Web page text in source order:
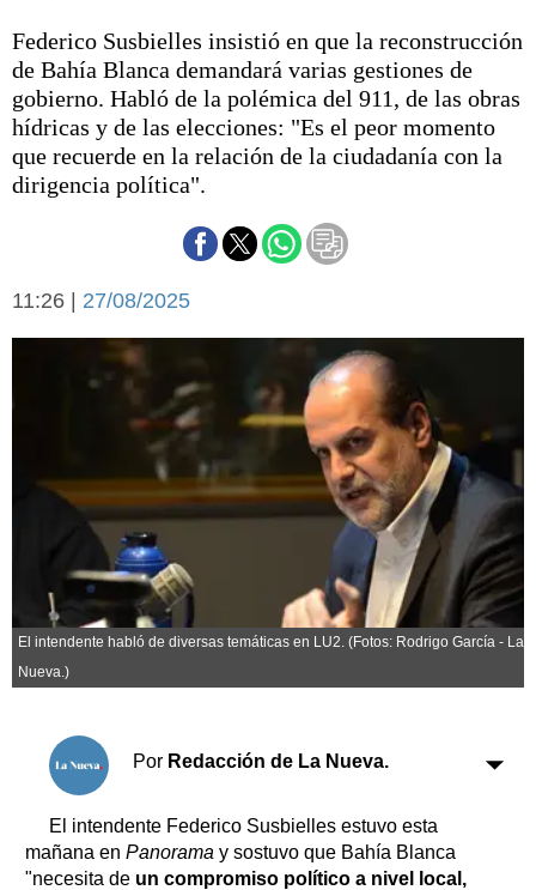
Fútbol
Federal A
Arte y cultura
Aplausos
Cines
Economía y campo
Espacio empresas
Sociedad y tiempo
libre
Turismo
Es viral
Cartón Lleno
Fúnebres
Clasificados
Horóscopo
Suplementos
Servicios
Transportes
Datos Útiles
Edictos
Teléfonos de urgencia
Federico Susbielles insistió en que la reconstrucción
de Bahía Blanca demandará varias gestiones de
gobierno. Habló de la polémica del 911, de las obras
hídricas y de las elecciones: "Es el peor momento
que recuerde en la relación de la ciudadanía con la
dirigencia política".
11:26 | 27/08/2025
El intendente habló de diversas temáticas en LU2. (Fotos: Rodrigo García - La
Nueva.)
Por Redacción de La Nueva.
El intendente Federico Susbielles estuvo esta
mañana en Panorama y sostuvo que Bahía Blanca
"necesita de un compromiso político a nivel local,